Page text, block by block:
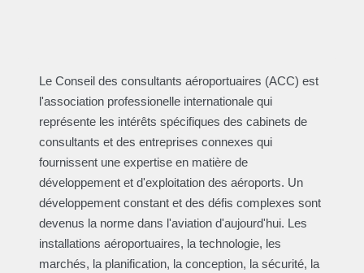
Le Conseil des consultants aéroportuaires (ACC) est
l'association professionelle internationale qui
représente les intérêts spécifiques des cabinets de
consultants et des entreprises connexes qui
fournissent une expertise en matière de
développement et d'exploitation des aéroports. Un
développement constant et des défis complexes sont
devenus la norme dans l'aviation d'aujourd'hui. Les
installations aéroportuaires, la technologie, les
marchés, la planification, la conception, la sécurité, la